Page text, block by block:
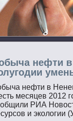
нефти
нефти в
месяцев 2012
РИА
и